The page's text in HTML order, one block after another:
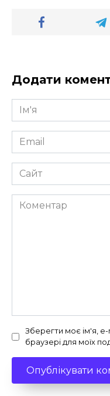
Додати
Ім'я
*
Email
*
Сайт
Коментар
Зберегти моє ім'я,
браузері для моїх